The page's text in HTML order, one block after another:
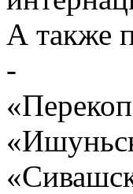
А также
-